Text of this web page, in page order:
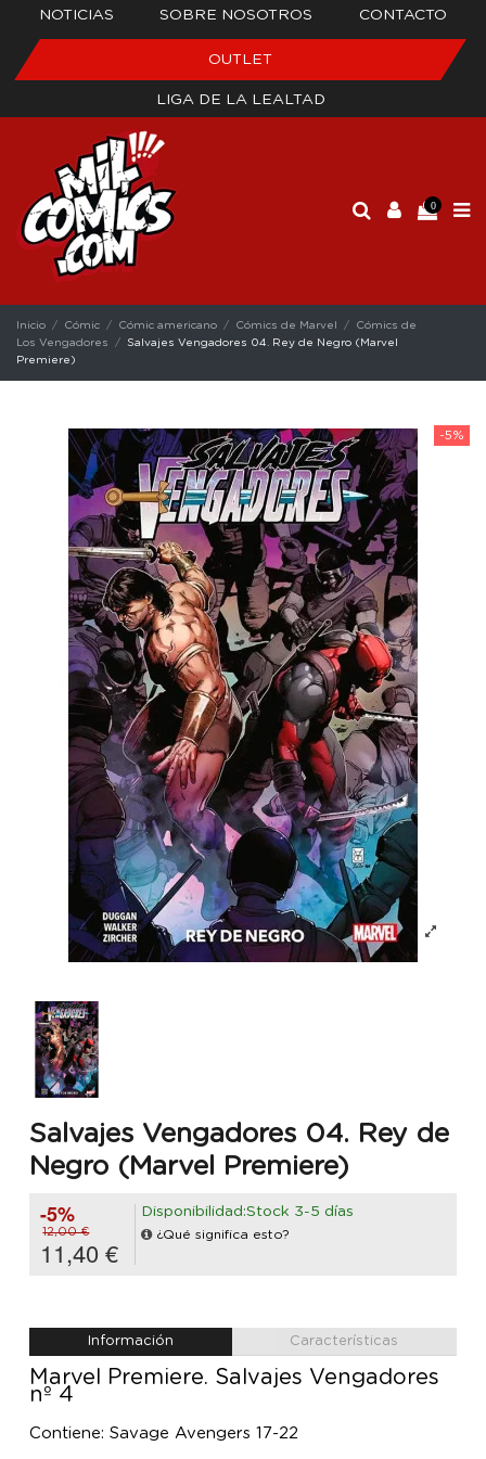
NOTICIAS SOBRE NOSOTROS CONTACTO
OUTLET
LIGA DE LA LEALTAD
0
Inicio Cómic Cómic americano Cómics de Marvel
Cómics de
Los Vengadores
Salvajes Vengadores 04. Rey de Negro (Marvel
Premiere)
-5%
Salvajes Vengadores 04. Rey de
Negro (Marvel Premiere)
-5%
12,00 €
11,40 €
Disponibilidad:Stock 3-5 días
¿Qué significa esto?
Información Características
Marvel Premiere. Salvajes Vengadores
nº 4
Contiene: Savage Avengers 17-22